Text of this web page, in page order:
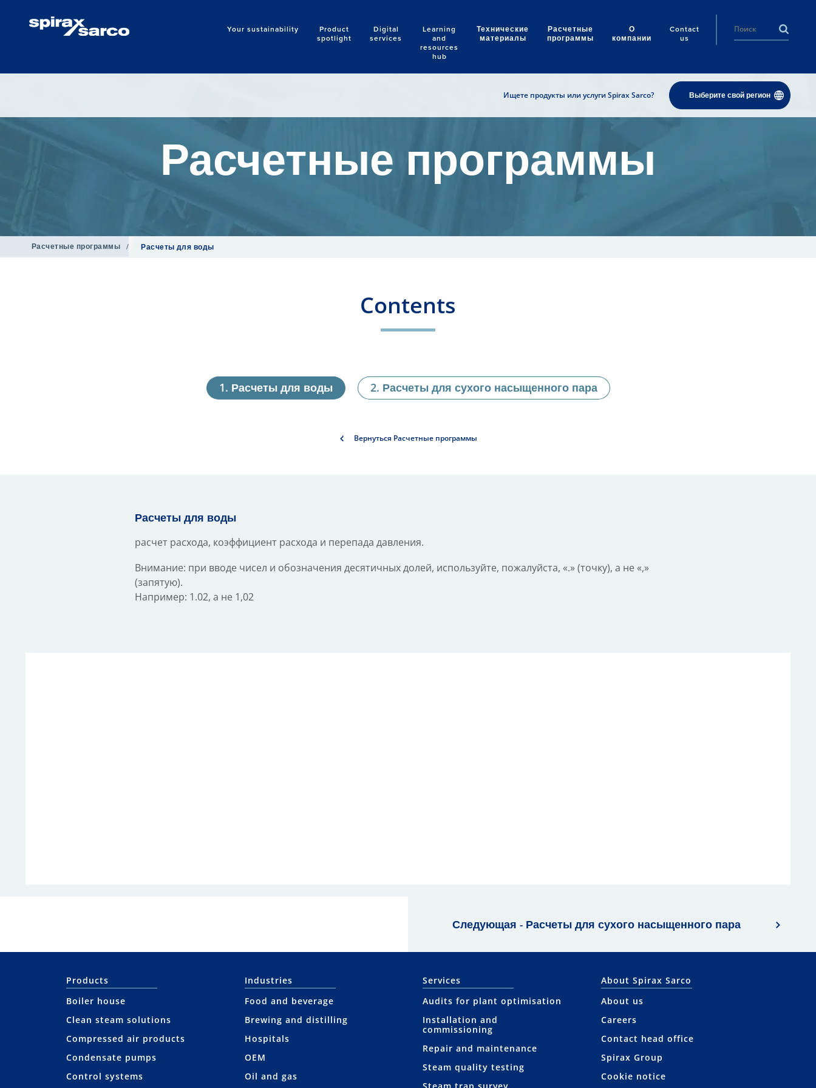
Your sustainability
Product
spotlight
Digital
services
Learning
and
resources
hub
Технические
материалы
Расчетные
программы
О
компании
Contact
us
Search
Ищете продукты или услуги Spirax Sarco? Выберите свой регион
Расчетные программы
Расчетные программы / Расчеты для воды
Contents
Расчеты для воды Расчеты для сухого насыщенного пара
Вернуться Расчетные программы
Расчеты для воды
расчет расхода, коэффициент расхода и перепада давления.
Внимание: при вводе чисел и обозначения десятичных долей, используйте, пожалуйста, «.» (точку), а не «,»
(запятую).
Например: 1.02, а не 1,02
Следующая - Расчеты для сухого насыщенного пара
Products
Boiler house
Clean steam solutions
Compressed air products
Condensate pumps
Control systems
Industries
Food and beverage
Brewing and distilling
Hospitals
OEM
Oil and gas
Services
Audits for plant optimisation
Installation and
commissioning
Repair and maintenance
Steam quality testing
About Spirax Sarco
About us
Careers
Contact head office
Spirax Group
Cookie notice